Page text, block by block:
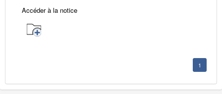
Accéder à la notice
1